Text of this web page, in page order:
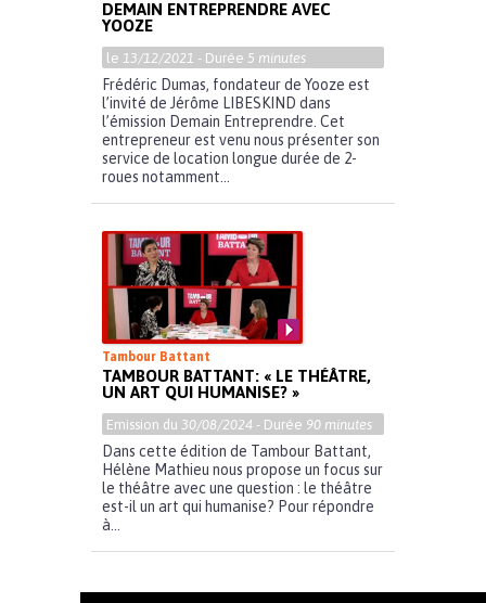
DEMAIN ENTREPRENDRE AVEC
YOOZE
le 13/12/2021 - Durée 5 minutes
Frédéric Dumas, fondateur de Yooze est
l’invité de Jérôme LIBESKIND dans
l’émission Demain Entreprendre. Cet
entrepreneur est venu nous présenter son
service de location longue durée de 2-
roues notamment...
Tambour Battant
TAMBOUR BATTANT: « LE THÉÂTRE,
UN ART QUI HUMANISE? »
Emission du 30/08/2024 - Durée 90 minutes
Dans cette édition de Tambour Battant,
Hélène Mathieu nous propose un focus sur
le théâtre avec une question : le théâtre
est-il un art qui humanise? Pour répondre
à...